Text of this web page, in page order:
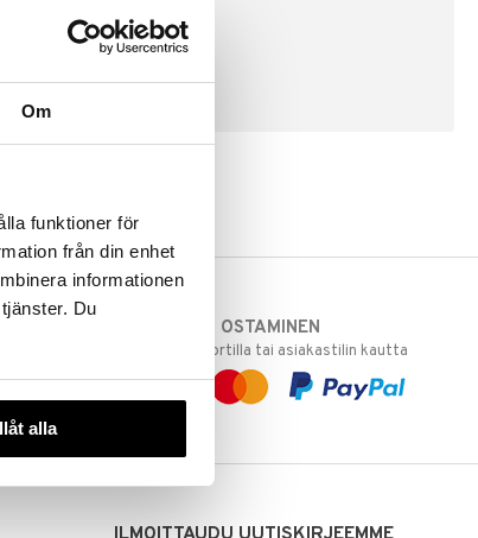
Om
funktioner för
från din enhet
informationen
Du
alla
TURVALLINEN OSTAMINEN
laskulla, pankkikortilla tai asiakastilin kautta